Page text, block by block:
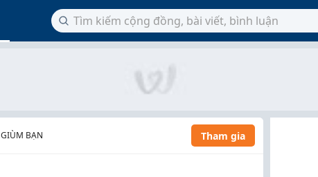
BẠN Tham gia